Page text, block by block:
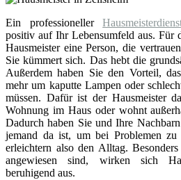
Ein professioneller
positiv auf Ihr Lebensumfeld aus. Für
Hausmeister eine Person, die
Sie kümmert sich. Das hebt die
Außerdem haben Sie den Vorteil,
mehr um kaputte Lampen oder
müssen. Dafür ist der Hausmeister
Wohnung im Haus oder wohnt
Dadurch haben Sie und Ihre
jemand da ist, um bei Problemen zu
erleichtern also den Alltag.
angewiesen sind, wirken sich
beruhigend aus.